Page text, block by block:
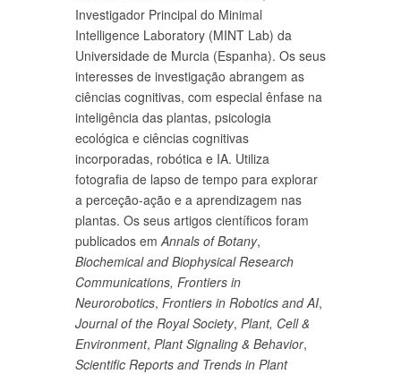
Investigador Principal do Minimal
Intelligence Laboratory (MINT Lab) da
Universidade de Murcia (Espanha). Os seus
interesses de investigação abrangem as
ciências cognitivas, com especial ênfase na
inteligência das plantas, psicologia
ecológica e ciências cognitivas
incorporadas, robótica e IA. Utiliza
fotografia de lapso de tempo para explorar
a perceção-ação e a aprendizagem nas
plantas. Os seus artigos científicos foram
publicados em Annals of Botany,
Biochemical and Biophysical Research
Communications, Frontiers in
Neurorobotics, Frontiers in Robotics and AI,
Journal of the Royal Society, Plant, Cell &
Environment, Plant Signaling & Behavior,
Scientific Reports and Trends in Plant